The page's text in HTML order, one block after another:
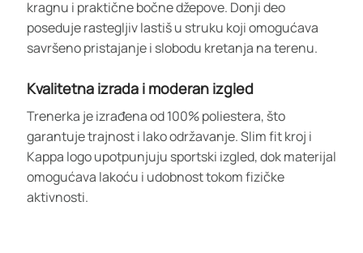
kragnu i praktične bočne džepove. Donji deo
poseduje rastegljiv lastiš u struku koji omogućava
savršeno pristajanje i slobodu kretanja na terenu.
Kvalitetna izrada i moderan izgled
Trenerka je izrađena od 100% poliestera, što
garantuje trajnost i lako održavanje. Slim fit kroj i
Kappa logo upotpunjuju sportski izgled, dok materijal
omogućava lakoću i udobnost tokom fizičke
aktivnosti.